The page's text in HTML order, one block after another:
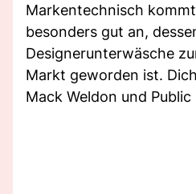
Markentechnisch
besonders gut an,
Designerunterwäsche
Markt geworden ist.
Mack Weldon und Public